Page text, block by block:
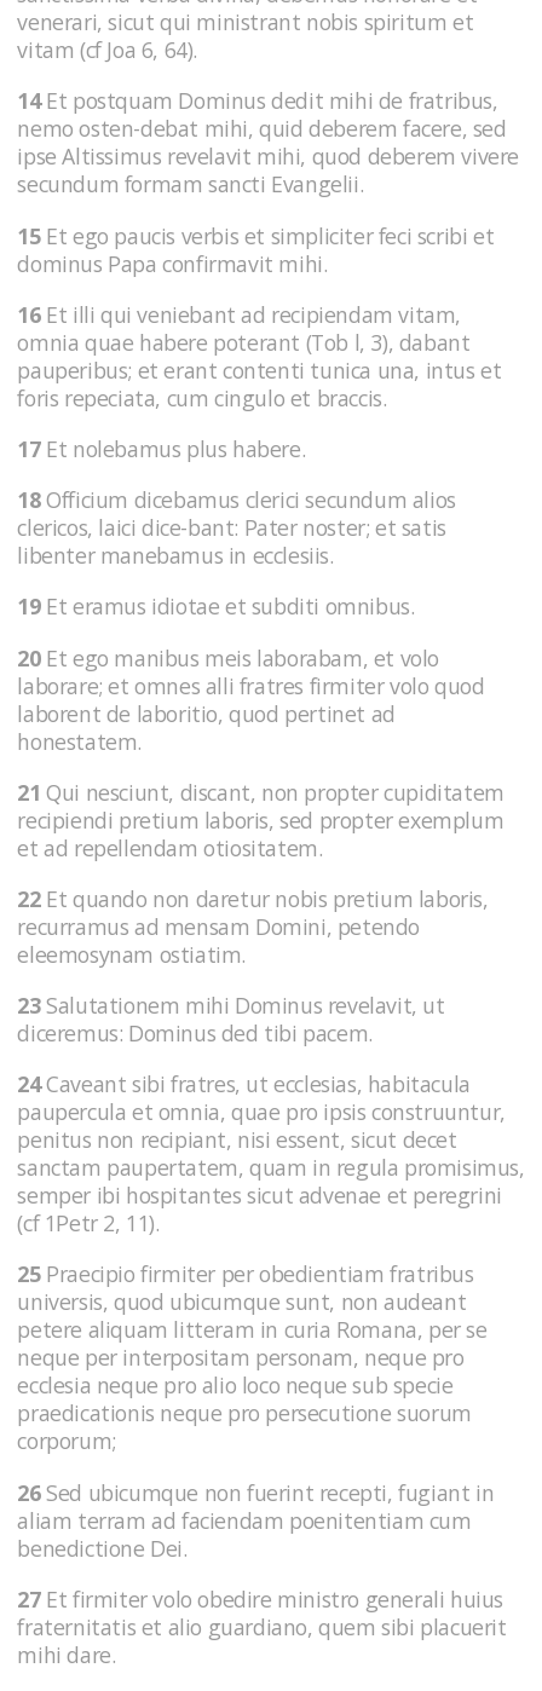
venerari, sicut qui ministrant nobis spiritum et
vitam (cf Joa 6, 64).
14Et postquam Dominus dedit mihi de fratribus,
nemo osten-debat mihi, quid deberem facere, sed
ipse Altissimus revelavit mihi, quod deberem vivere
secundum formam sancti Evangelii.
15Et ego paucis verbis et simpliciter feci scribi et
dominus Papa confirmavit mihi.
16Et illi qui veniebant ad recipiendam vitam,
omnia quae habere poterant (Tob l, 3), dabant
pauperibus; et erant contenti tunica una, intus et
foris repeciata, cum cingulo et braccis.
17Et nolebamus plus habere.
18Officium dicebamus clerici secundum alios
clericos, laici dice-bant: Pater noster; et satis
libenter manebamus in ecclesiis.
19Et eramus idiotae et subditi omnibus.
20Et ego manibus meis laborabam, et volo
laborare; et omnes alli fratres firmiter volo quod
laborent de laboritio, quod pertinet ad
honestatem.
21 Qui nesciunt, discant, non propter cupiditatem
recipiendi pretium laboris, sed propter exemplum
et ad repellendam otiositatem.
22Et quando non daretur nobis pretium laboris,
recurramus ad mensam Domini, petendo
eleemosynam ostiatim.
23Salutationem mihi Dominus revelavit, ut
diceremus: Dominus ded tibi pacem.
24Caveant sibi fratres, ut ecclesias, habitacula
paupercula et omnia, quae pro ipsis construuntur,
penitus non recipiant, nisi essent, sicut decet
sanctam paupertatem, quam in regula promisimus,
semper ibi hospitantes sicut advenae et peregrini
(cf 1Petr 2, 11).
25Praecipio firmiter per obedientiam fratribus
universis, quod ubicumque sunt, non audeant
petere aliquam litteram in curia Romana, per se
neque per interpositam personam, neque pro
ecclesia neque pro alio loco neque sub specie
praedicationis neque pro persecutione suorum
corporum;
26Sed ubicumque non fuerint recepti, fugiant in
aliam terram ad faciendam poenitentiam cum
benedictione Dei.
27Et firmiter volo obedire ministro generali huius
fraternitatis et alio guardiano, quem sibi placuerit
mihi dare.